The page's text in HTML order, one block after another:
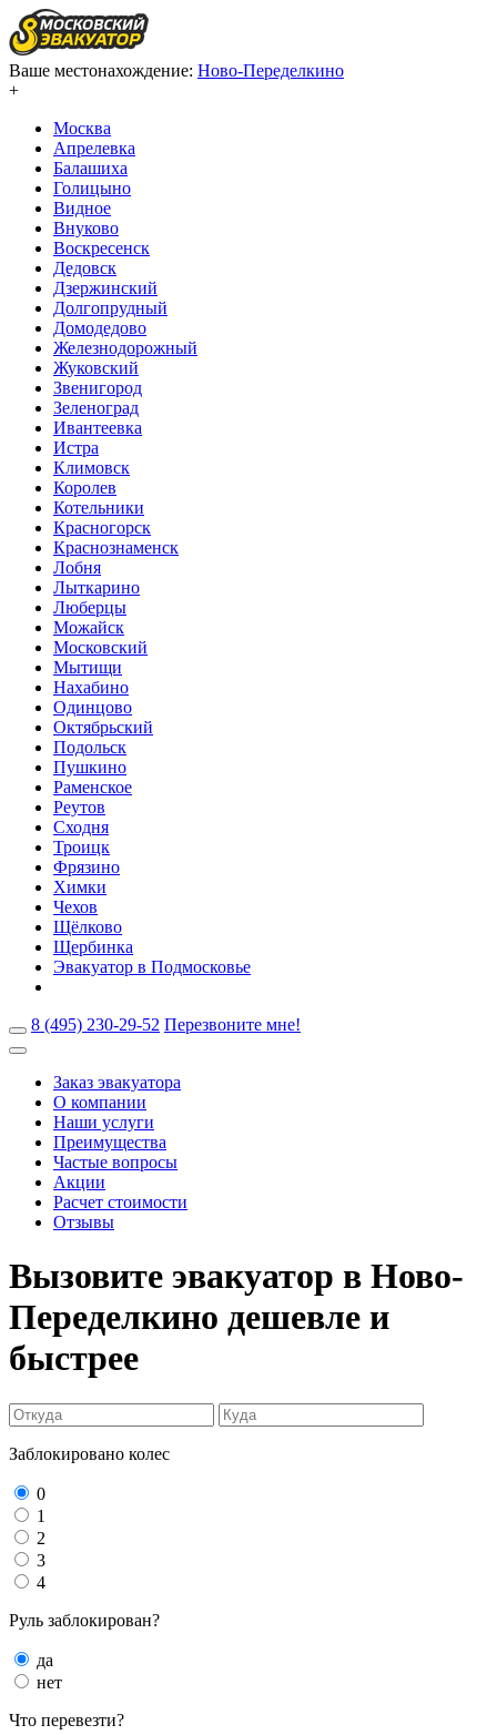
Ваше местонахождение: Ново-Переделкино
+
Москва
Апрелевка
Балашиха
Голицыно
Видное
Внуково
Воскресенск
Дедовск
Дзержинский
Долгопрудный
Домодедово
Железнодорожный
Жуковский
Звенигород
Зеленоград
Ивантеевка
Истра
Климовск
Королев
Котельники
Красногорск
Краснознаменск
Лобня
Лыткарино
Люберцы
Можайск
Московский
Мытищи
Нахабино
Одинцово
Октябрьский
Подольск
Пушкино
Раменское
Реутов
Сходня
Троицк
Фрязино
Химки
Чехов
Щёлково
Щербинка
Эвакуатор в Подмосковье
8 (495) 230-29-52 Перезвоните мне!
Заказ эвакуатора
О компании
Наши услуги
Преимущества
Частые вопросы
Акции
Расчет стоимости
Отзывы
Вызовите эвакуатор в Ново-
Переделкино дешевле и
быстрее
Заблокировано колес
0
1
2
3
4
Руль заблокирован?
да
нет
Что перевезти?